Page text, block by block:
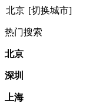
北京 [切换城市]
热门搜索
北京
深圳
上海